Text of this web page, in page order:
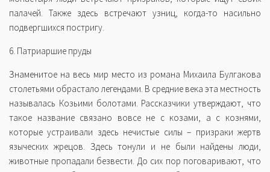
палачей. Также здесь встречают узниц, когда-то насильно
подвергшихся постригу.
6. Патриаршие пруды
Знаменитое на весь мир место из романа Михаила Булгакова
столетьями обрастало легендами. В средние века эта местность
называлась Козьими болотами. Рассказчики утверждают, что
такое название связано вовсе не с козами, а с кознями,
которые устраивали здесь нечистые силы – призраки жертв
языческих жрецов. Здесь тонули и не были найдены люди,
животные пропадали безвести. До сих пор поговаривают, что